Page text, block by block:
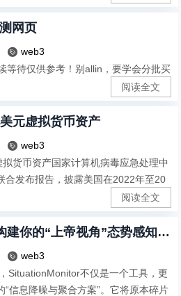
网页
 web3
等待仅供参考！别allin，要学会分批买
阅读全文
元虚拟货币资产
 web3
货币资产国家计算机病毒应急处理中
合发布报告，披露美国在2022年至20
阅读全文
Situation Monitor：构建你的“上帝视角”态势感知仪表盘
 web3
SituationMonitor不仅是一个工具，更
信息降噪与聚合方案”。它将原本碎片